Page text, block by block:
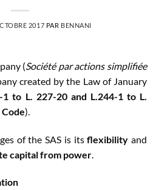
2017 PAR BENNANI
(Société par actions simplifiée
created by the Law of January
to L. 227-20 and L.244-1 to L.
).
of the SAS is itsflexibility and
capital from power